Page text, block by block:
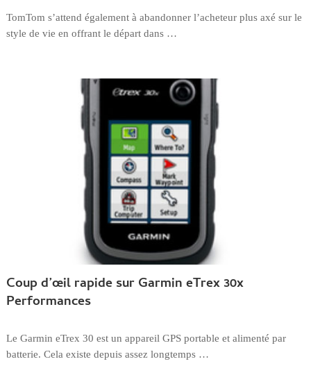
TomTom s’attend également à abandonner l’acheteur plus axé sur le
style de vie en offrant le départ dans …
Coup d’œil rapide sur Garmin eTrex 30x
Performances
Le Garmin eTrex 30 est un appareil GPS portable et alimenté par
batterie. Cela existe depuis assez longtemps …